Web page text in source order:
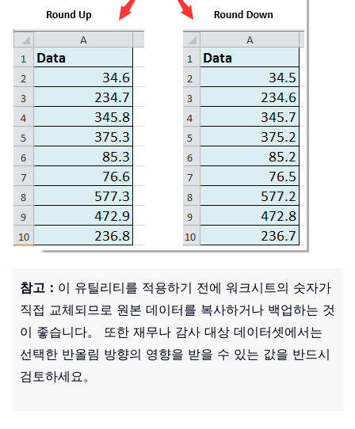
참고： 이 유틸리티를 적용하기 전에 워크시트의 숫자가
직접 교체되므로 원본 데이터를 복사하거나 백업하는 것
이 좋습니다。 또한 재무나 감사 대상 데이터셋에서는
선택한 반올림 방향의 영향을 받을 수 있는 값을 반드시
검토하세요。